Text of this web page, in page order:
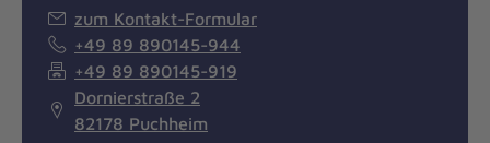
zum Kontakt-Formular
+49 89 890145-944
+49 89 890145-919
Dornierstraße 2
82178 Puchheim